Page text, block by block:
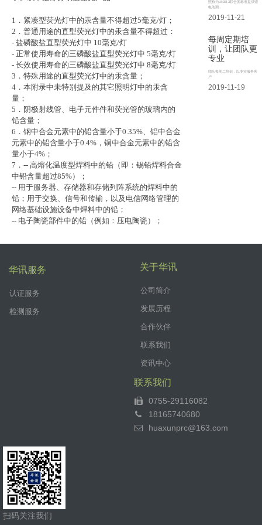
1 ．紧凑型荧光灯中的汞含量不得超过5毫克/灯；
2 ．普通用途的直型荧光灯中的汞含量不得超过：
- 盐磷酸盐直型荧光灯中 10毫克/灯
- 正常使用寿命的三磷酸盐直型荧光灯中 5毫克/灯
- 长效使用寿命的三磷酸盐直型荧光灯中 8毫克/灯
3 ．特殊用途的直型荧光灯中的汞含量；
4 ．本附录中未特别提及的其它照明灯中的汞含
量；
5 ．阴极射线管、电子元件件和荧光管的玻璃内的
铅含量；
6 ．钢中合金元素中的铅含量小于0.35%、铝中合金
元素中的铅含量小于0.4% ，铜中合金元素中的铅含
量小于4% ；
7 ． -- 高熔化温度型焊料中的铅（即：锡铅焊料合金
中铅含量超过85%）；
-- 用于服务器、存储器和存储列阵系统的焊料中的
铅；用于交换、信号和传输，以及电信网络管理的
网络基础设施设备中焊料中的铅；
-- 电子陶瓷部件中的铅（例如：压电陶瓷）；
照称为UN38.3联合国标准提供锂
电池测..
2019-11-21
每周定期培
训，让团队更
专业
团队每周二培训，以专业服务客
户
2019-11-19
华讯服务
认证服务
检测服务
关于华讯
公司简介
发展历程
合作伙伴
联系我们
资讯中心
联系我们
0755-29116082
18165740680
huaxunprc@163.com
扫码关注我们